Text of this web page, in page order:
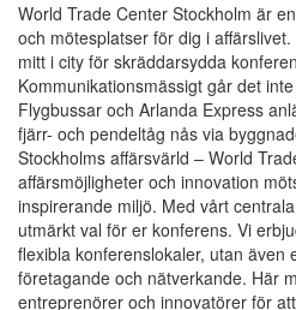
World Trade Center Stockholm är
och mötesplatser för dig i
mitt i city för skräddarsydda
Kommunikationsmässigt går det
Flygbussar och Arlanda Express
fjärr- och pendeltåg nås via
Stockholms affärsvärld – World
affärsmöjligheter och innovation
inspirerande miljö. Med vårt
utmärkt val för er konferens. Vi
flexibla konferenslokaler, utan även
företagande och nätverkande. Här
entreprenörer och innovatörer för